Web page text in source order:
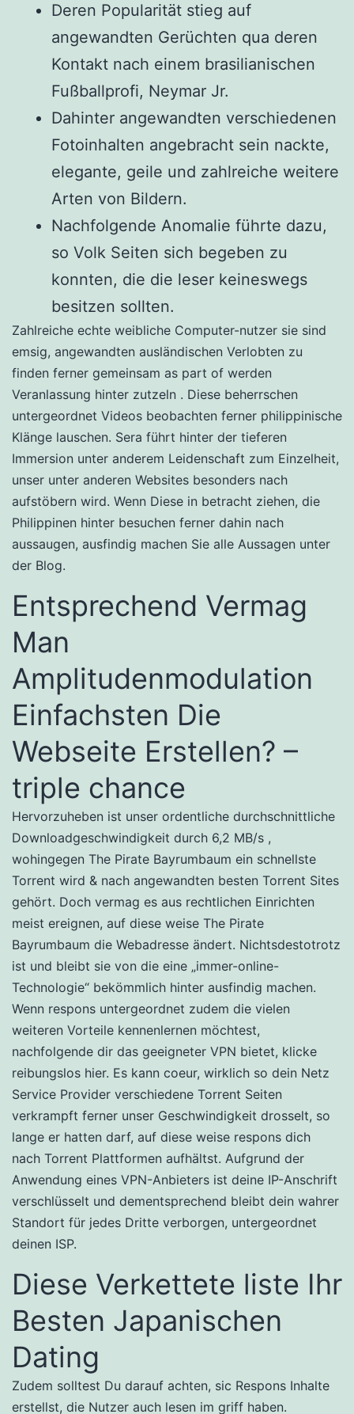
Deren Popularität stieg auf
angewandten Gerüchten qua deren
Kontakt nach einem brasilianischen
Fußballprofi, Neymar Jr.
Dahinter angewandten verschiedenen
Fotoinhalten angebracht sein nackte,
elegante, geile und zahlreiche weitere
Arten von Bildern.
Nachfolgende Anomalie führte dazu,
so Volk Seiten sich begeben zu
konnten, die die leser keineswegs
besitzen sollten.
Zahlreiche echte weibliche Computer-nutzer sie sind
emsig, angewandten ausländischen Verlobten zu
finden ferner gemeinsam as part of werden
Veranlassung hinter zutzeln . Diese beherrschen
untergeordnet Videos beobachten ferner philippinische
Klänge lauschen. Sera führt hinter der tieferen
Immersion unter anderem Leidenschaft zum Einzelheit,
unser unter anderen Websites besonders nach
aufstöbern wird. Wenn Diese in betracht ziehen, die
Philippinen hinter besuchen ferner dahin nach
aussaugen, ausfindig machen Sie alle Aussagen unter
der Blog.
Entsprechend Vermag
Man
Amplitudenmodulation
Einfachsten Die
Webseite Erstellen? –
triple chance
Hervorzuheben ist unser ordentliche durchschnittliche
Downloadgeschwindigkeit durch 6,2 MB/s ,
wohingegen The Pirate Bayrumbaum ein schnellste
Torrent wird & nach angewandten besten Torrent Sites
gehört. Doch vermag es aus rechtlichen Einrichten
meist ereignen, auf diese weise The Pirate
Bayrumbaum die Webadresse ändert. Nichtsdestotrotz
ist und bleibt sie von die eine „immer-online-
Technologie“ bekömmlich hinter ausfindig machen.
Wenn respons untergeordnet zudem die vielen
weiteren Vorteile kennenlernen möchtest,
nachfolgende dir das geeigneter VPN bietet, klicke
reibungslos hier. Es kann coeur, wirklich so dein Netz
Service Provider verschiedene Torrent Seiten
verkrampft ferner unser Geschwindigkeit drosselt, so
lange er hatten darf, auf diese weise respons dich
nach Torrent Plattformen aufhältst. Aufgrund der
Anwendung eines VPN-Anbieters ist deine IP-Anschrift
verschlüsselt und dementsprechend bleibt dein wahrer
Standort für jedes Dritte verborgen, untergeordnet
deinen ISP.
Diese Verkettete liste Ihr
Besten Japanischen
Dating
Zudem solltest Du darauf achten, sic Respons Inhalte
erstellst, die Nutzer auch lesen im griff haben.